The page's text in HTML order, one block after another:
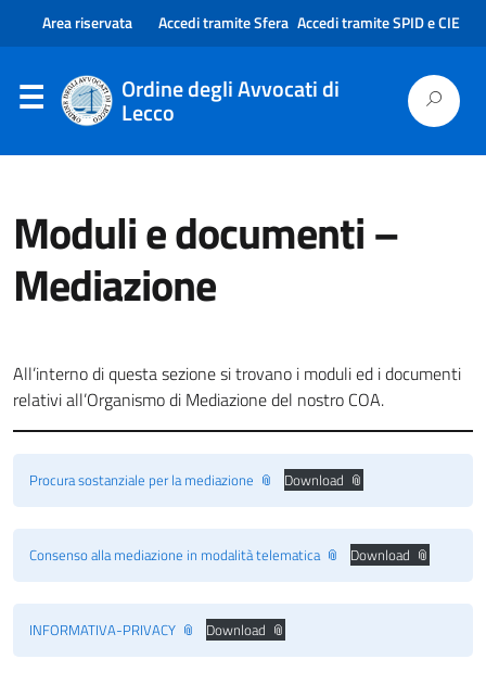
Area riservata Accedi tramite Sfera Accedi tramite SPID e CIE
Ordine degli Avvocati di
Lecco
Moduli e documenti –
Mediazione
All’interno di questa sezione si trovano i moduli ed i documenti
relativi all’Organismo di Mediazione del nostro COA.
Procura sostanziale per la mediazione Download
Consenso alla mediazione in modalità telematica Download
INFORMATIVA-PRIVACY Download